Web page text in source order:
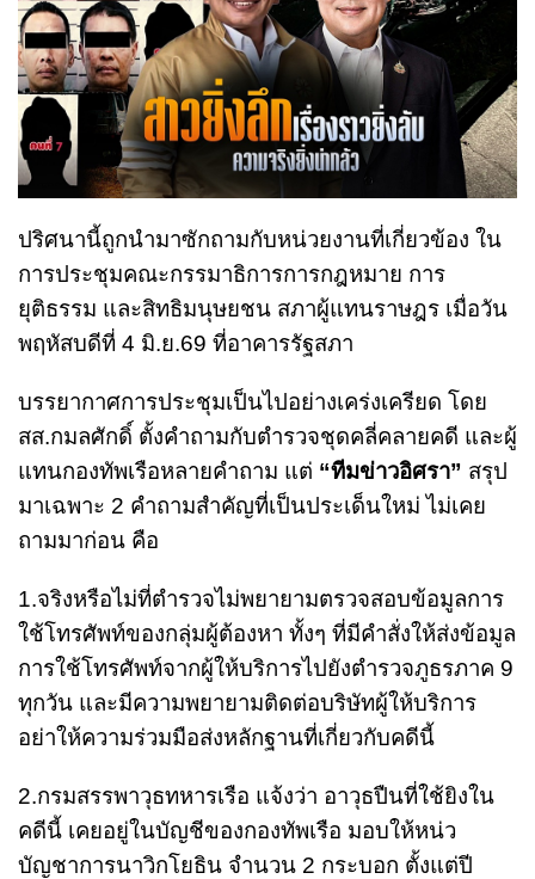
ปริศนานี้ถูกนำมาซักถามกับหน่วยงานที่เกี่ยวข้อง ใน
การประชุมคณะกรรมาธิการการกฎหมาย การ
ยุติธรรม และสิทธิมนุษยชน สภาผู้แทนราษฎร เมื่อวัน
พฤหัสบดีที่ 4 มิ.ย.69 ที่อาคารรัฐสภา
บรรยากาศการประชุมเป็นไปอย่างเคร่งเครียด โดย
สส.กมลศักดิ์ ตั้งคำถามกับตำรวจชุดคลี่คลายคดี และผู้
แทนกองทัพเรือหลายคำถาม แต่ “ทีมข่าวอิศรา” สรุป
มาเฉพาะ 2 คำถามสำคัญที่เป็นประเด็นใหม่ ไม่เคย
ถามมาก่อน คือ
1.จริงหรือไม่ที่ตำรวจไม่พยายามตรวจสอบข้อมูลการ
ใช้โทรศัพท์ของกลุ่มผู้ต้องหา ทั้งๆ ที่มีคำสั่งให้ส่งข้อมูล
การใช้โทรศัพท์จากผู้ให้บริการไปยังตำรวจภูธรภาค 9
ทุกวัน และมีความพยายามติดต่อบริษัทผู้ให้บริการ
อย่าให้ความร่วมมือส่งหลักฐานที่เกี่ยวกับคดีนี้
2.กรมสรรพาวุธทหารเรือ แจ้งว่า อาวุธปืนที่ใช้ยิงใน
คดีนี้ เคยอยู่ในบัญชีของกองทัพเรือ มอบให้หน่ว
บัญชาการนาวิกโยธิน จำนวน 2 กระบอก ตั้งแต่ปี